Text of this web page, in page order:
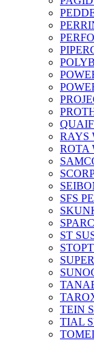
RAYS
ROTA
SFS
ST
TEIN
TIAL
TOMEI